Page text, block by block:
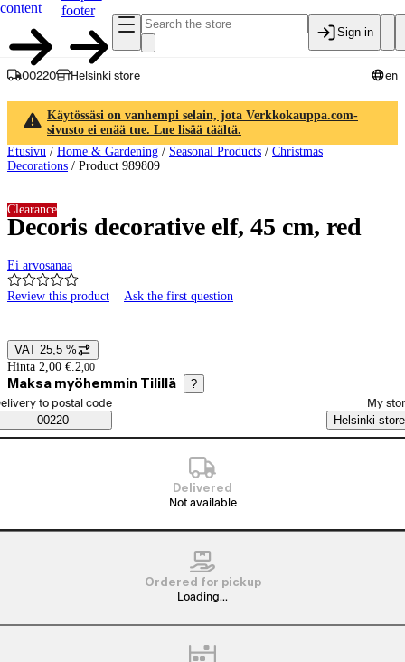
content
footer
Sign in
00220 Helsinki store en
Käytössäsi on vanhempi selain, jota Verkkokauppa.com-
sivusto ei enää tue. Lue lisää täältä.
Etusivu / Home & Gardening / Seasonal Products / Christmas
Decorations / Product 989809
Decoris decorative elf, 45 cm, red
Ei arvosanaa
Review this product Ask the first question
Clearance
Price details
VAT 25,5 %
Hinta 2,00 €. 2,00
Maksa myöhemmin Tilillä ?
Saatavuustiedot
order method
to postal code
00220
My
Helsinki store
Delivered
Not available
Ordered for pickup
Loading...